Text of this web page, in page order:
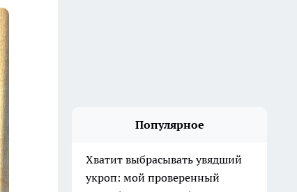
Популярное
Хватит выбрасывать увядший
укроп: мой проверенный